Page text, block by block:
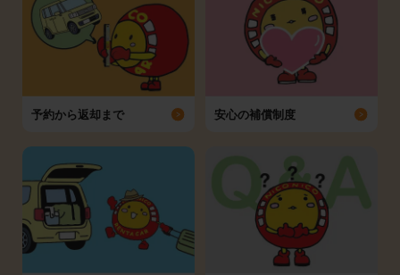
予約から返却まで 安心の補償制度